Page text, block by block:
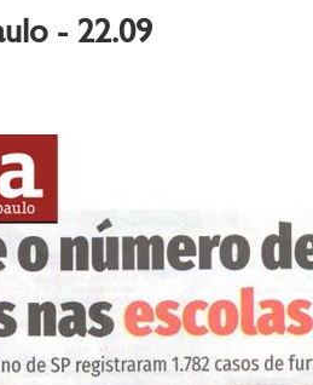
- 22.09